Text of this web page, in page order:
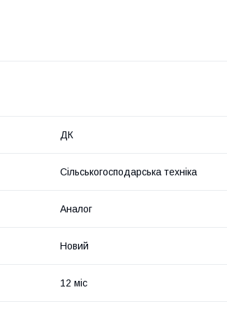
ДК
Сільськогосподарська техніка
Аналог
Новий
12 міс